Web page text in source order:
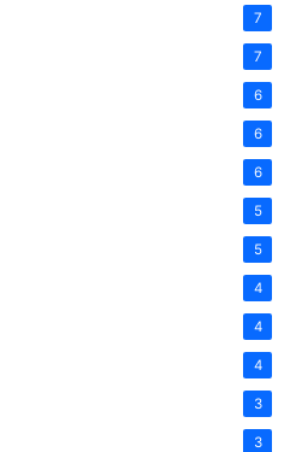
7
7
6
6
6
5
5
4
4
4
3
3